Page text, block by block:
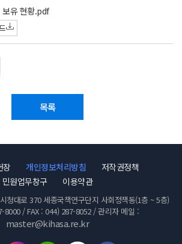
보유 현황.pdf
목록
장 개인정보처리방침
저작권정책
민원업무창구
이용약관
청대로 370 세종국책연구단지 사회정책동(1층 ~ 5층)
8000 / FAX : 044) 287-8052 / 관리자 메일 :
master@kihasa.re.kr